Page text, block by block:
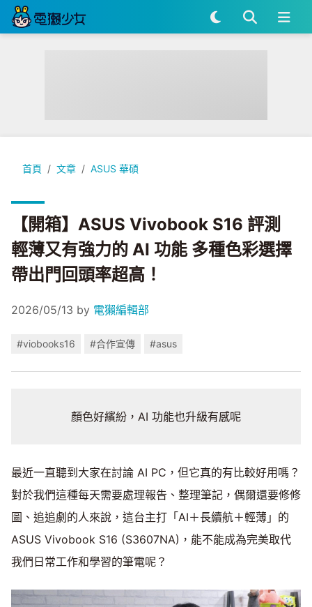
首頁 文章 ASUS 華碩
【開箱】ASUS Vivobook S16 評測 輕薄又有強力的 AI 功能 多
【開箱】ASUS Vivobook S16 評測
輕薄又有強力的 AI 功能 多種色彩選擇
帶出門回頭率超高！
2026/05/13 by 電獺編輯部
#viobooks16 #合作宣傳 #asus
顏色好繽紛，AI 功能也升級有感呢
最近一直聽到大家在討論 AI PC，但它真的有比較好用嗎？
對於我們這種每天需要處理報告、整理筆記，偶爾還要修修
圖、追追劇的人來說，這台主打「AI＋長續航＋輕薄」的
ASUS Vivobook S16 (S3607NA)，能不能成為完美取代
我們日常工作和學習的筆電呢？